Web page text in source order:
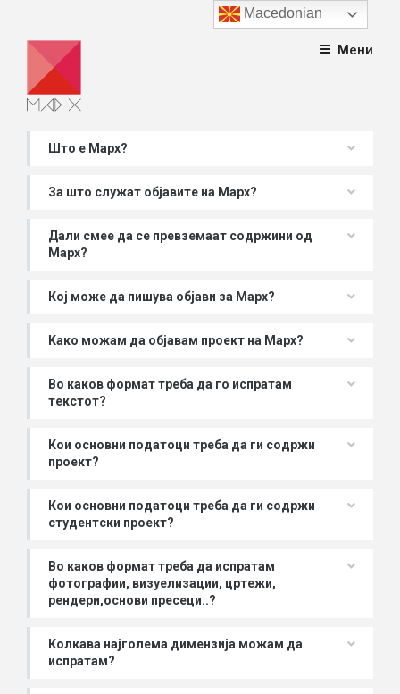
content
Мени
Што е Марх?
За што служат објавите на Марх?
Дали смее да се превземаат содржини од
Марх?
Кој може да пишува објави за Марх?
Kако можам да објавам проект на Марх?
Во каков формат треба да го испратам
текстот?
Кои основни податоци треба да ги содржи
проект?
Кои основни податоци треба да ги содржи
студентски проект?
Во каков формат треба да испратам
фотографии, визуелизации, цртежи,
рендери,основи пресеци..?
Колкава најголема димензија можам да
испратам?
Macedonian